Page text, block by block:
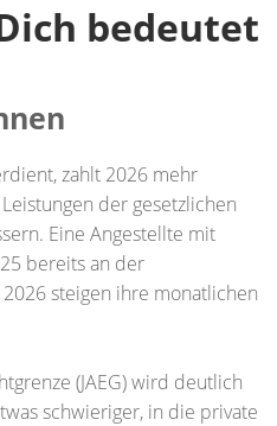
bedeutet
zahlt 2026 mehr
der gesetzlichen
Eine Angestellte mit
bereits an der
steigen ihre monatlichen
(JAEG) wird deutlich
schwieriger, in die private